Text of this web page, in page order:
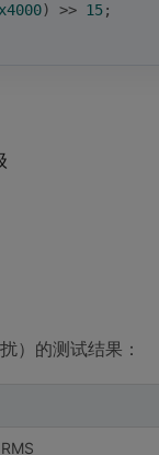
) >> 15;
）的测试结果：